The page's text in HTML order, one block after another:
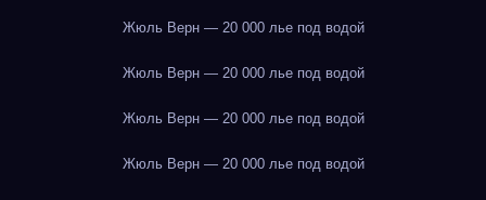
Жюль Верн — 20 000 лье под водой
Жюль Верн — 20 000 лье под водой
Жюль Верн — 20 000 лье под водой
Жюль Верн — 20 000 лье под водой